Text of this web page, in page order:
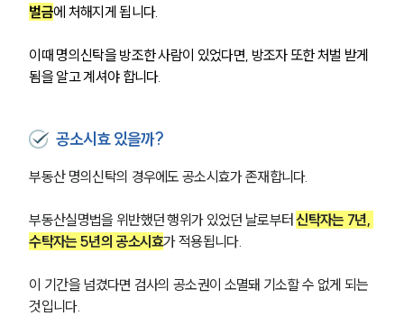
벌금에 처해지게 됩니다.
이때 명의신탁을 방조한 사람이 있었다면, 방조자 또한 처벌 받게
됨을 알고 계셔야 합니다.
공소시효 있을까?
부동산 명의신탁의 경우에도 공소시효가 존재합니다.
부동산실명법을 위반했던 행위가 있었던 날로부터 신탁자는 7년,
수탁자는 5년의 공소시효가 적용됩니다.
이 기간을 넘겼다면 검사의 공소권이 소멸돼 기소할 수 없게 되는
것입니다.